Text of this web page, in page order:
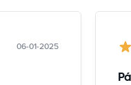
06-01-2025